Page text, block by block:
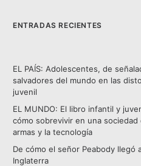
ENTRADAS RECIENTES
EL PAÍS: Adolescentes, de
salvadores del mundo en las
juvenil
EL MUNDO: El libro infantil y
cómo sobrevivir en una sociedad
armas y la tecnología
De cómo el señor Peabody llegó
Inglaterra